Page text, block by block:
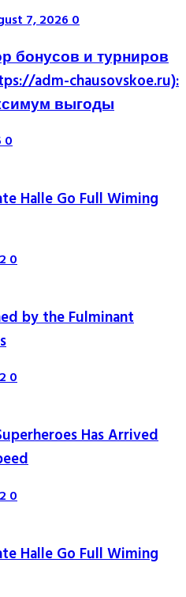
7, 20260
бонусов и турниров
adm-chausovskoe.ru):
выгоды
0
Halle Go Full Wiming
0
by the Fulminant
0
Has Arrived
0
Halle Go Full Wiming